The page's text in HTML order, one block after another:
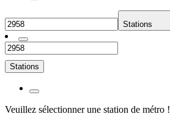
Stations
Stations
Veuillez sélectionner une station de métro !